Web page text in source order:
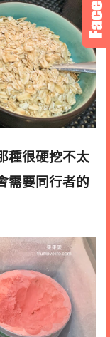
種很硬挖不太
需要同行者的